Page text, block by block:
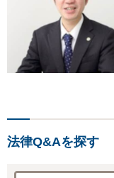
法律Q&Aを探す